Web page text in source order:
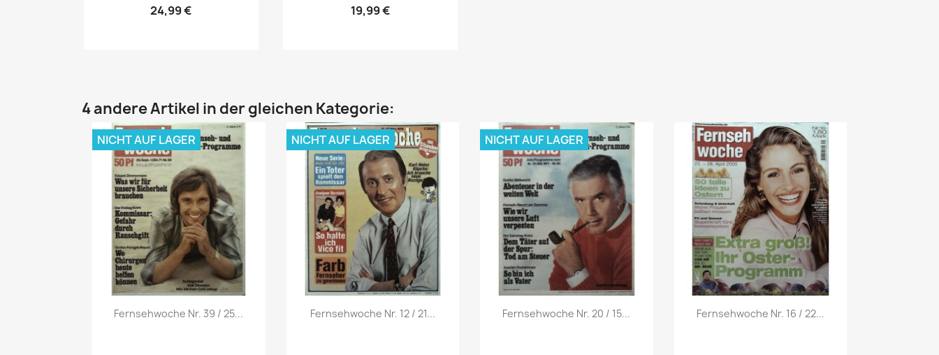
24,99 € 19,99 €
4 andere Artikel in der gleichen Kategorie:
Vorschau
Fernsehwoche Nr. 39 / 25...
NICHT AUF LAGER
Vorschau
Fernsehwoche Nr. 12 / 21...
NICHT AUF LAGER
Vorschau
Fernsehwoche Nr. 20 / 15...
NICHT AUF LAGER
Vorschau
Fernsehwoche Nr. 16 / 22...